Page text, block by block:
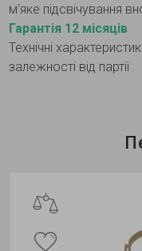
м’яке підсвічування
Гарантія 12 місяців
Технічні
залежності від партії